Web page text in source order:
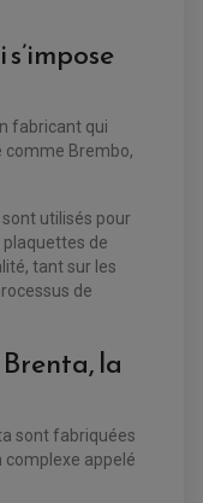
fabricant qui
comme Brembo,
utilisés pour
de
tant sur les
de
la
sont fabriquées
complexe appelé